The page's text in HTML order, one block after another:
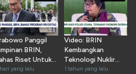
Panggil
BRIN,
Riset Untuk
Prioritas
yang lalu
Video: BRIN
Kembangkan
Teknologi Nuklir
Tekan Polusi Udara
1 tahun yang lalu